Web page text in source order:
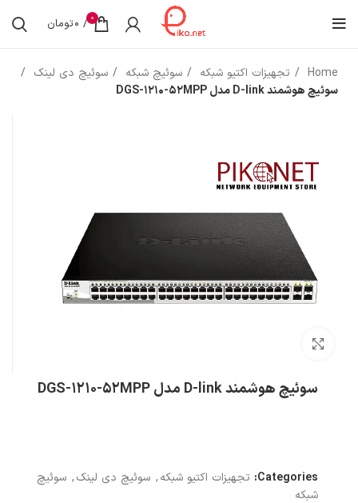
0
/
0تومان
Home تجهیزات اکتیو شبکه سوئیچ شبکه
سوئیچ دی لینک
سوئیچ هوشمند D-link مدل DGS-1210-52MPP
سوئیچ هوشمند D-link مدل DGS-1210-52MPP
Categories: تجهیزات اکتیو شبکه, سوئیچ دی لینک, سوئیچ
شبکه